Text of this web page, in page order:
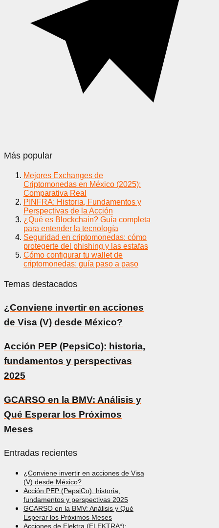
Más popular
Mejores Exchanges de
Criptomonedas en México (2025):
Comparativa Real
PINFRA: Historia, Fundamentos y
Perspectivas de la Acción
¿Qué es Blockchain? Guía completa
para entender la tecnología
Seguridad en criptomonedas: cómo
protegerte del phishing y las estafas
Cómo configurar tu wallet de
criptomonedas: guía paso a paso
Temas destacados
¿Conviene invertir en acciones
de Visa (V) desde México?
Acción PEP (PepsiCo): historia,
fundamentos y perspectivas
2025
GCARSO en la BMV: Análisis y
Qué Esperar los Próximos
Meses
Entradas recientes
¿Conviene invertir en acciones de Visa
(V) desde México?
Acción PEP (PepsiCo): historia,
fundamentos y perspectivas 2025
GCARSO en la BMV: Análisis y Qué
Esperar los Próximos Meses
Acciones de Elektra (ELEKTRA*):